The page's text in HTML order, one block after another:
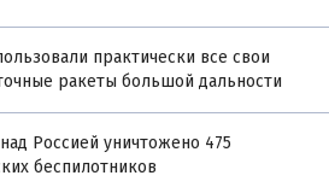
практически все свои
ракеты большой дальности
Россией уничтожено 475
беспилотников